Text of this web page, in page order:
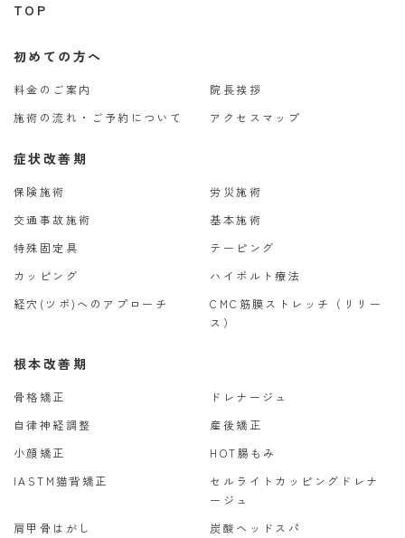
TOP
初めての方へ
料金のご案内
院長挨拶
施術の流れ・ご予約について
アクセスマップ
症状改善期
保険施術
労災施術
交通事故施術
基本施術
特殊固定具
テーピング
カッピング
ハイボルト療法
経穴(ツボ)へのアプローチ
CMC筋膜ストレッチ（リリー
ス）
根本改善期
骨格矯正
ドレナージュ
自律神経調整
産後矯正
小顔矯正
HOT腸もみ
IASTM猫背矯正
セルライトカッピングドレナ
ージュ
肩甲骨はがし
炭酸ヘッドスパ